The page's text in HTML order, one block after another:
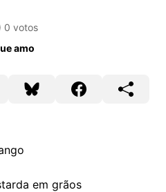
0 votos
amo
em grãos